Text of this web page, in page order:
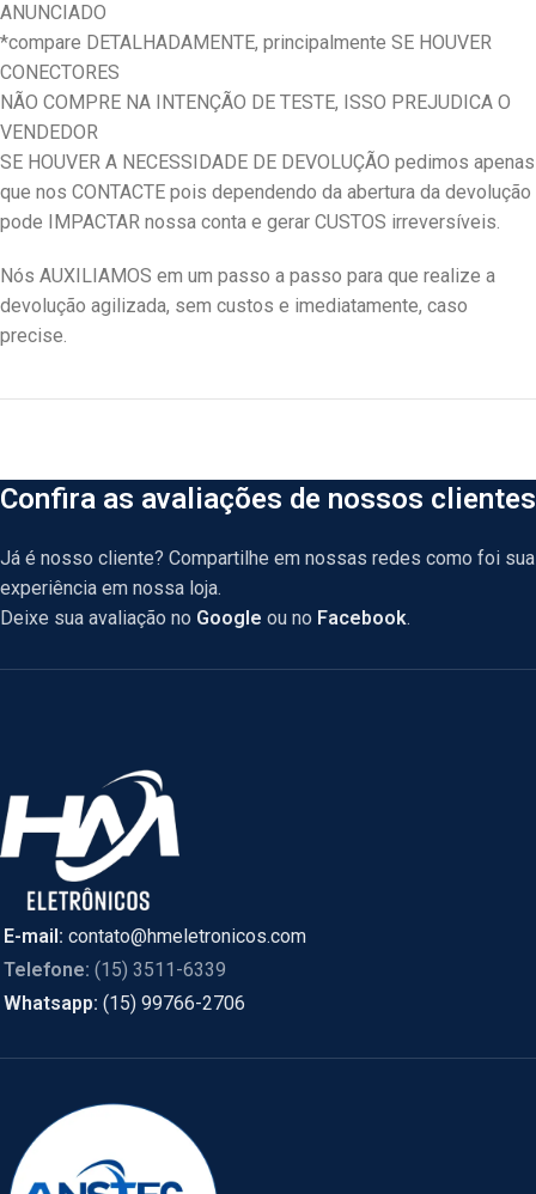
ANUNCIADO
*compare DETALHADAMENTE, principalmente SE HOUVER
CONECTORES
NÃO COMPRE NA INTENÇÃO DE TESTE, ISSO PREJUDICA O
VENDEDOR
SE HOUVER A NECESSIDADE DE DEVOLUÇÃO pedimos apenas
que nos CONTACTE pois dependendo da abertura da devolução
pode IMPACTAR nossa conta e gerar CUSTOS irreversíveis.
Nós AUXILIAMOS em um passo a passo para que realize a
devolução agilizada, sem custos e imediatamente, caso
precise.
Confira as avaliações de nossos clientes
Já é nosso cliente? Compartilhe em nossas redes como foi sua
experiência em nossa loja.
Deixe sua avaliação no Google ou no Facebook.
E-mail: contato@hmeletronicos.com
Telefone: (15) 3511-6339
Whatsapp: (15) 99766-2706